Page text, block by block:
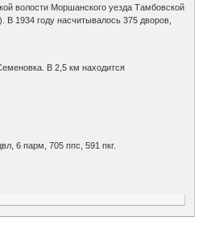
волости Моршанского уезда Тамбовской
1934 году насчитывалось 375 дворов,
В 2,5 км находится
6 парм, 705 ппс, 591 пкг.